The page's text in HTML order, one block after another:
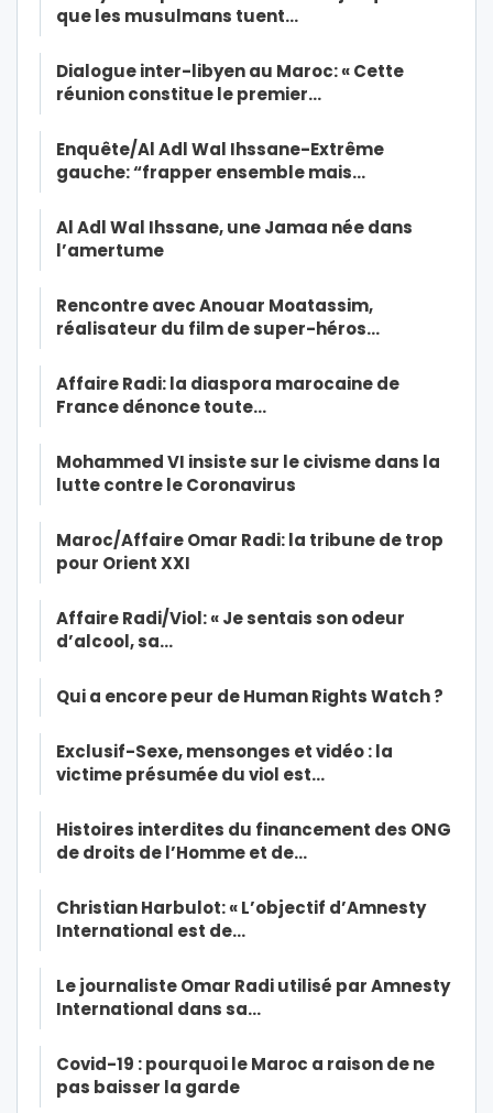
que les musulmans tuent…
Dialogue inter-libyen au Maroc: « Cette
réunion constitue le premier…
Enquête/Al Adl Wal Ihssane-Extrême
gauche: “frapper ensemble mais…
Al Adl Wal Ihssane, une Jamaa née dans
l’amertume
Rencontre avec Anouar Moatassim,
réalisateur du film de super-héros…
Affaire Radi: la diaspora marocaine de
France dénonce toute…
Mohammed VI insiste sur le civisme dans la
lutte contre le Coronavirus
Maroc/Affaire Omar Radi: la tribune de trop
pour Orient XXI
Affaire Radi/Viol: « Je sentais son odeur
d’alcool, sa…
Qui a encore peur de Human Rights Watch ?
Exclusif-Sexe, mensonges et vidéo : la
victime présumée du viol est…
Histoires interdites du financement des ONG
de droits de l’Homme et de…
Christian Harbulot: « L’objectif d’Amnesty
International est de…
Le journaliste Omar Radi utilisé par Amnesty
International dans sa…
Covid-19 : pourquoi le Maroc a raison de ne
pas baisser la garde